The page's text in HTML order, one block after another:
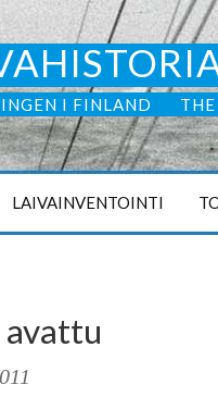
I FINLAND
LAIVAINVENTOINTI